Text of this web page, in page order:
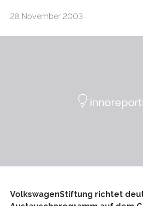
28 November 2003
VolkswagenStiftung richtet